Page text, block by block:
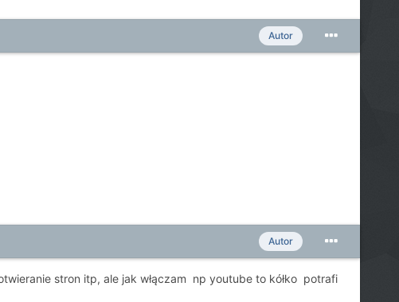
Autor
Autor
stron itp, ale jak włączam np youtube to kółko potrafi